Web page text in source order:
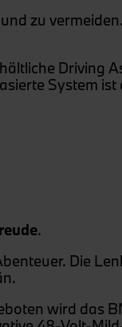
zu
Driving
System
.
Die
wird das